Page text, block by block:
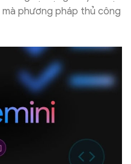
phương pháp thủ công